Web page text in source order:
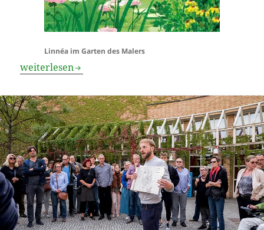
Linnéa im Garten des Malers
Bundesweiter Vorlesetag
weiterlesen